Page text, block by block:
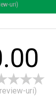
ani de
uri)
uri)